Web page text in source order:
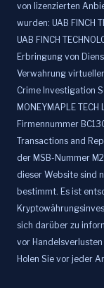
von lizenzierten
wurden: UAB FINCH
UAB FINCH
Erbringung von
Verwahrung
Crime Investigation
MONEYMAPLE
Firmennummer
Transactions and
der MSB-Nummer
dieser Website sind
bestimmt. Es ist
sich darüber zu
vor
Holen Sie vor jeder